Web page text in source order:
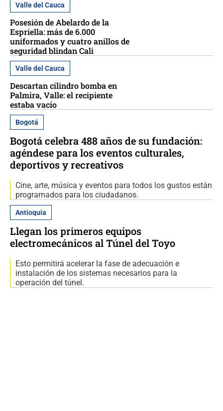
Valle del Cauca
Posesión de Abelardo de la
Espriella: más de 6.000
uniformados y cuatro anillos de
seguridad blindan Cali
Valle del Cauca
Descartan cilindro bomba en
Palmira, Valle: el recipiente
estaba vacío
Bogotá
Bogotá celebra 488 años de su fundación:
agéndese para los eventos culturales,
deportivos y recreativos
Cine, arte, música y eventos para todos los gustos están
programados para los ciudadanos.
Antioquia
Llegan los primeros equipos
electromecánicos al Túnel del Toyo
Esto permitirá acelerar la fase de adecuación e
instalación de los sistemas necesarios para la
operación del túnel.